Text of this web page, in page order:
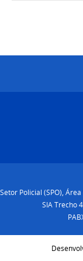
Setor Policial (SPO),
SIA Trecho